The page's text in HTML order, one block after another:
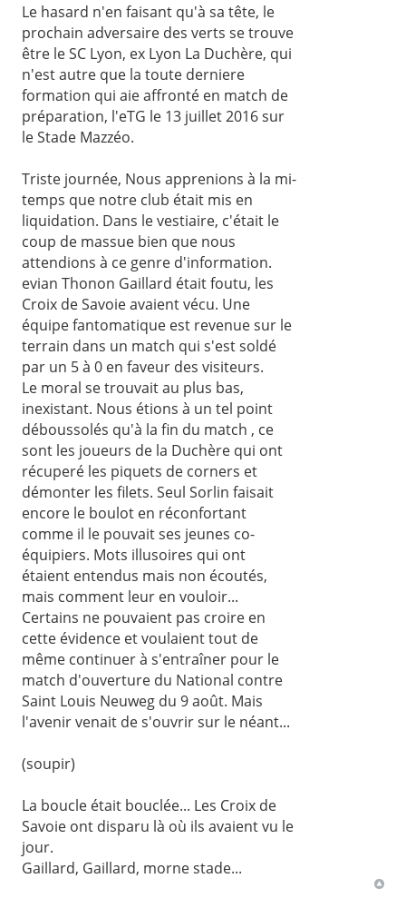
Le hasard n'en faisant qu'à sa tête, le
prochain adversaire des verts se trouve
être le SC Lyon, ex Lyon La Duchère, qui
n'est autre que la toute derniere
formation qui aie affronté en match de
préparation, l'eTG le 13 juillet 2016 sur
le Stade Mazzéo.
Triste journée, Nous apprenions à la mi-
temps que notre club était mis en
liquidation. Dans le vestiaire, c'était le
coup de massue bien que nous
attendions à ce genre d'information.
evian Thonon Gaillard était foutu, les
Croix de Savoie avaient vécu. Une
équipe fantomatique est revenue sur le
terrain dans un match qui s'est soldé
par un 5 à 0 en faveur des visiteurs.
Le moral se trouvait au plus bas,
inexistant. Nous étions à un tel point
déboussolés qu'à la fin du match , ce
sont les joueurs de la Duchère qui ont
récuperé les piquets de corners et
démonter les filets. Seul Sorlin faisait
encore le boulot en réconfortant
comme il le pouvait ses jeunes co-
équipiers. Mots illusoires qui ont
étaient entendus mais non écoutés,
mais comment leur en vouloir...
Certains ne pouvaient pas croire en
cette évidence et voulaient tout de
même continuer à s'entraîner pour le
match d'ouverture du National contre
Saint Louis Neuweg du 9 août. Mais
l'avenir venait de s'ouvrir sur le néant...
(soupir)
La boucle était bouclée... Les Croix de
Savoie ont disparu là où ils avaient vu le
jour.
Gaillard, Gaillard, morne stade...